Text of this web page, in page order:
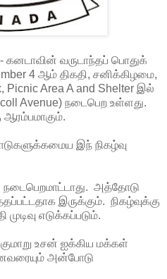
வருடாந்தப் பொதுக்
4 ஆம் திகதி, சனிக்கிழமை,
Picnic Area A and Shelter இல்
Avenue) நடைபெற உள்ளது.
ஆரம்பமாகும்.
இந் நிகழ்வு
நடைபெறமாட்டாது. அத்தோடு
இருக்கும். நிகழ்வுக்கு
எடுக்கப்படும்.
உசன் ஐக்கிய மக்கள்
அன்போடு